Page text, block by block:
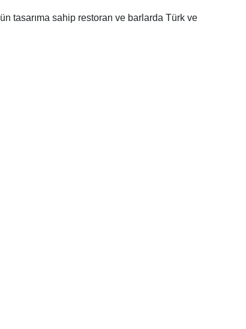
tasarıma sahip restoran ve barlarda Türk ve